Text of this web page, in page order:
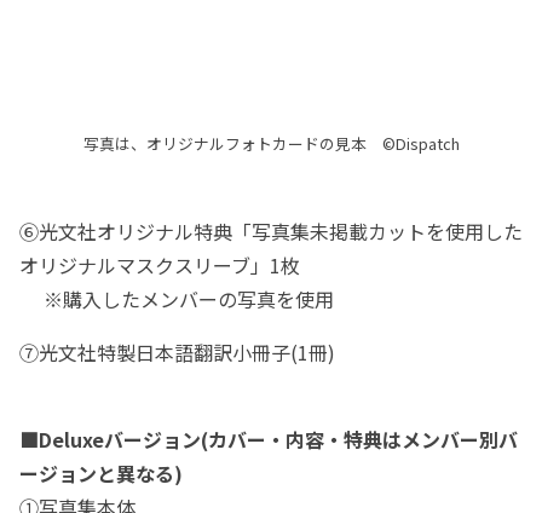
写真は、オリジナルフォトカードの見本 ©Dispatch
⑥光文社オリジナル特典「写真集未掲載カットを使用した
オリジナルマスクスリーブ」1枚
※購入したメンバーの写真を使用
⑦光文社特製日本語翻訳小冊子(1冊)
■Deluxeバージョン(カバー・内容・特典はメンバー別バ
ージョンと異なる)
①写真集本体